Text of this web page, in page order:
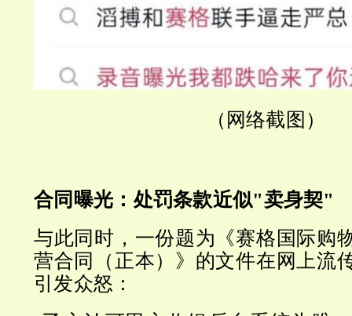
（网络截图）
合同曝光：处罚条款近似"卖身契"
与此同时，一份题为《赛格国际购
营合同（正本）》的文件在网上流
引发众怒：